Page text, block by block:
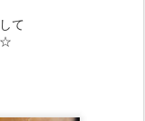
て
☆